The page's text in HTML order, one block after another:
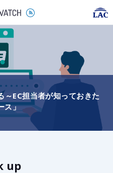
EC担当者が知っておきた
ス」
up